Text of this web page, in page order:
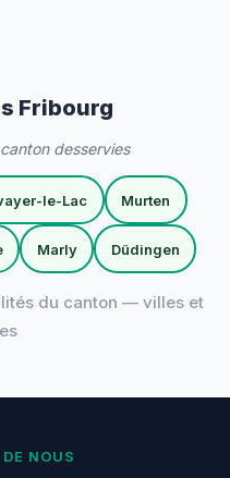
Fribourg
desservies
le-Lac Murten
Marly Düdingen
du canton — villes et
NOUS